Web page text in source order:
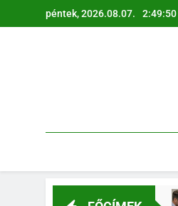
a
péntek, 2026.08.07. 2:49:51